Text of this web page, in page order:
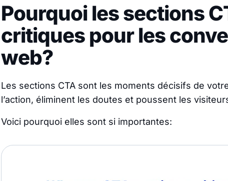
Pourquoi les sections
critiques pour les
web?
Les sections CTA sont les moments décisifs de
l’action, éliminent les doutes et poussent les
Voici pourquoi elles sont si importantes: